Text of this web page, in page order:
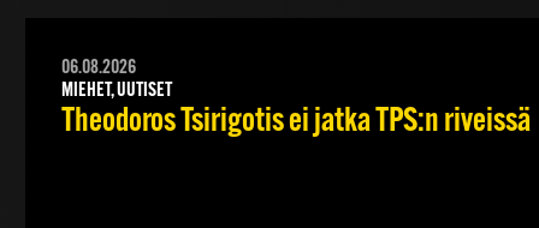
06.08.2026
MIEHET, UUTISET
Theodoros Tsirigotis ei jatka TPS:n riveissä